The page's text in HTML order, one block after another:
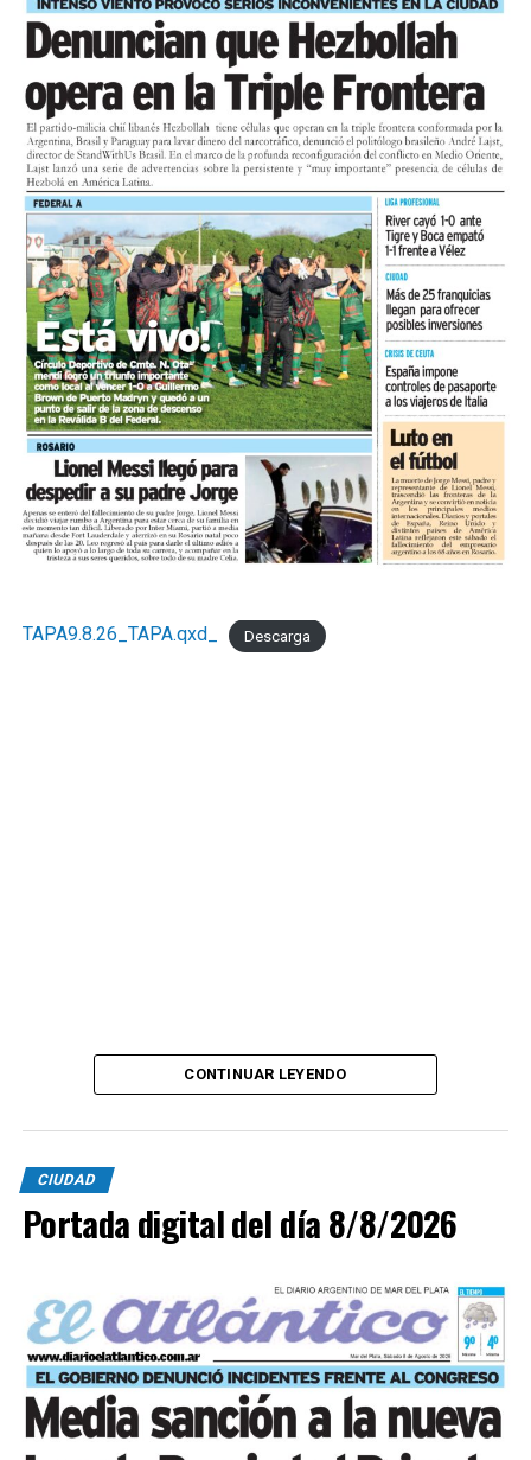
TAPA9.8.26_TAPA.qxd_ Descarga
CONTINUAR LEYENDO
CIUDAD
Portada digital del día 8/8/2026